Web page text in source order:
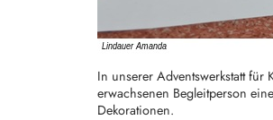
In unserer Adventswerkstatt
erwachsenen Begleitperson
Dekorationen.